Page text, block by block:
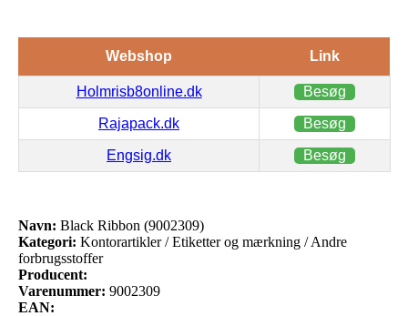
Webshop Link
Holmrisb8online.dk Besøg
Rajapack.dk Besøg
Engsig.dk Besøg
Navn: Black Ribbon (9002309)
Kategori: Kontorartikler / Etiketter og mærkning / Andre
forbrugsstoffer
Producent:
Varenummer: 9002309
EAN: